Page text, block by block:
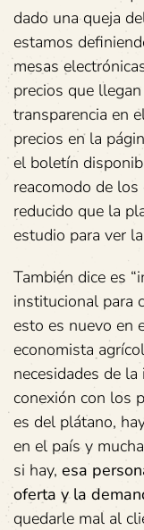
dado una queja
estamos
mesas
precios que
transparencia en
precios en la
el boletín
reacomodo de
reducido que la
estudio para ver
También dice es
institucional para
esto es nuevo en
economista
necesidades de
conexión con los
es del plátano,
en el país y
si hay, esa
oferta y la
quedarle mal al